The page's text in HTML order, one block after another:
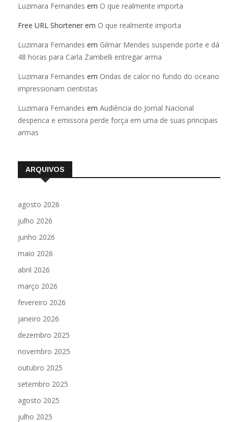
Luzimara Fernandes em O que realmente importa
Free URL Shortener em O que realmente importa
Luzimara Fernandes em Gilmar Mendes suspende porte e dá
48 horas para Carla Zambelli entregar arma
Luzimara Fernandes em Ondas de calor no fundo do oceano
impressionam cientistas
Luzimara Fernandes em Audiência do Jornal Nacional
despenca e emissora perde força em uma de suas principais
armas
ARQUIVOS
agosto 2026
julho 2026
junho 2026
maio 2026
abril 2026
março 2026
fevereiro 2026
janeiro 2026
dezembro 2025
novembro 2025
outubro 2025
setembro 2025
agosto 2025
julho 2025